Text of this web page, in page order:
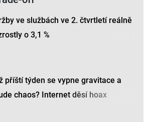
ve službách ve 2. čtvrtletí reálně
o 3,1 %
příští týden se vypne gravitace a
chaos? Internet děsí hoax